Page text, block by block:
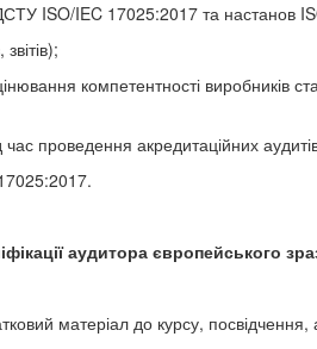
ISO/IEC 17025:2017 та настанов
компетентності виробників
проведення акредитаційних
аудитора європейського
матеріал до курсу, посвідчення,